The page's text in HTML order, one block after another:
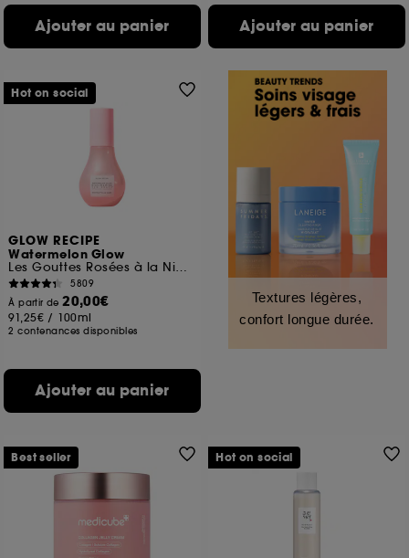
Ajouter au panier Ajouter au panier
GLOW RECIPE
Watermelon Glow
Les Gouttes Rosées à la Niacinamide Jumbo
5809
À partir de20,00€
91,25€ / 100ml
2 contenances disponibles
Ajouter au panier
Hot on social
Textures légères,
confort longue durée.
Best seller Hot on social